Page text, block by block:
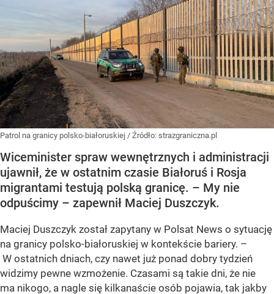
Patrol na granicy polsko-białoruskiej / Źródło: strazgraniczna.pl
Wiceminister spraw wewnętrznych i administracji
ujawnił, że w ostatnim czasie Białoruś i Rosja
migrantami testują polską granicę. – My nie
odpuścimy – zapewnił Maciej Duszczyk.
Maciej Duszczyk został zapytany w Polsat News o sytuację
na granicy polsko-białoruskiej w kontekście bariery. –
W ostatnich dniach, czy nawet już ponad dobry tydzień
widzimy pewne wzmożenie. Czasami są takie dni, że nie
ma nikogo, a nagle się kilkanaście osób pojawia, tak jakby